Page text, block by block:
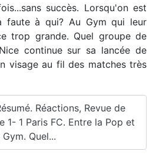
succès. Lorsqu'on est
faute à qui? Au Gym qui leur
trop grande. Quel groupe de
continue sur sa lancée de
visage au fil des matches très
Réactions, Revue de
1- 1 Paris FC. Entre la Pop et
Gym. Quel...